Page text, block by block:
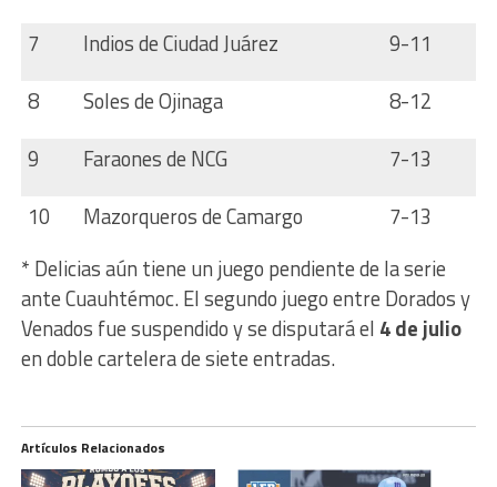
7
Indios de Ciudad Juárez
9-11
8
Soles de Ojinaga
8-12
9
Faraones de NCG
7-13
10
Mazorqueros de Camargo
7-13
* Delicias aún tiene un juego pendiente de la serie
ante Cuauhtémoc. El segundo juego entre Dorados y
Venados fue suspendido y se disputará el 4 de julio
en doble cartelera de siete entradas.
Artículos Relacionados